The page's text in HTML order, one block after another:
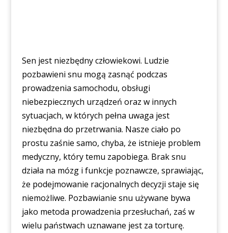
Sen jest niezbędny człowiekowi. Ludzie
pozbawieni snu mogą zasnąć podczas
prowadzenia samochodu, obsługi
niebezpiecznych urządzeń oraz w innych
sytuacjach, w których pełna uwaga jest
niezbędna do przetrwania. Nasze ciało po
prostu zaśnie samo, chyba, że istnieje problem
medyczny, który temu zapobiega. Brak snu
działa na mózg i funkcje poznawcze, sprawiając,
że podejmowanie racjonalnych decyzji staje się
niemożliwe. Pozbawianie snu używane bywa
jako metoda prowadzenia przesłuchań, zaś w
wielu państwach uznawane jest za torturę.